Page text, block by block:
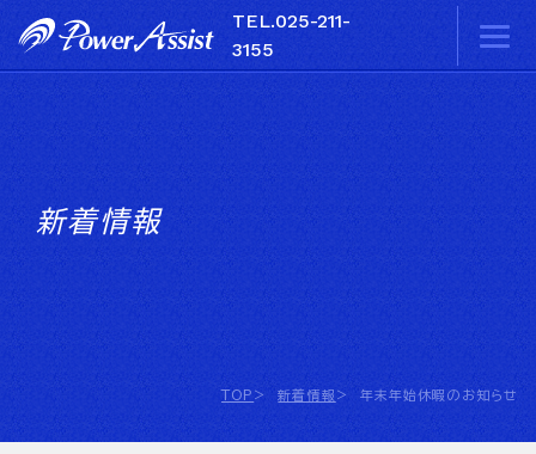
株式会社パワ
パワーアシストの強み
産業用PCの業界別課題解決方法はこちら
半導体ウエハー検査装置における産業用PCについて
一覧はこちら
会社概要
プライバシーポリシー
TEL.025-211-
3155
新着情報
TOP 新着情報 年末年始休暇のお知らせ